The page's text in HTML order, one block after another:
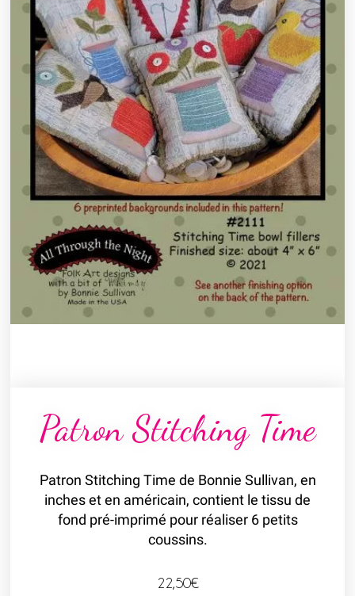
Patron Stitching Time
Patron Stitching Time de Bonnie Sullivan, en
inches et en américain, contient le tissu de
fond pré-imprimé pour réaliser 6 petits
coussins.
22,50€